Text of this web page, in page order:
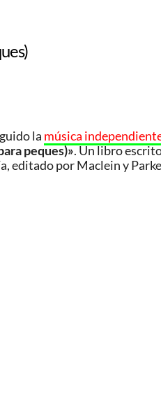
la música
peques)». Un libro
editado por Maclein y